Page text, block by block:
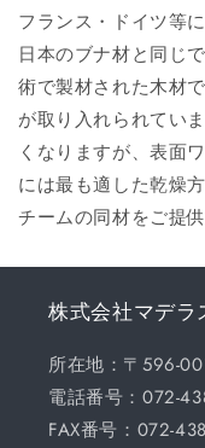
フランス・ドイツ等
日本のブナ材と同じ
術で製材された木材
が取り入れられてい
くなりますが、表面
には最も適した乾燥
チームの同材をご提供
株式会社マデラ
所在地：〒596-
電話番号：072-
FAX番号：072-